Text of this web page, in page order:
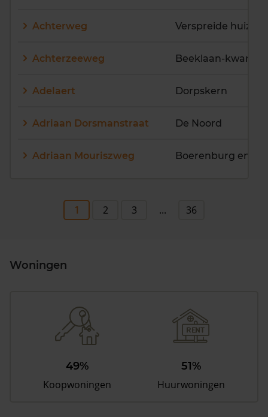
Achterweg
Achterzeeweg Beeklaan-kwartier
Adelaert Dorpskern
Adriaan Dorsmanstraat De Noord
Adriaan Mouriszweg Boerenburg en
1 2 3 ... 36
Woningen
49%
Koopwoningen
51%
Huurwoningen